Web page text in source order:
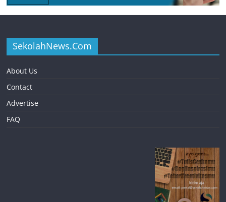
SekolahNews.Com
About Us
Contact
Advertise
FAQ